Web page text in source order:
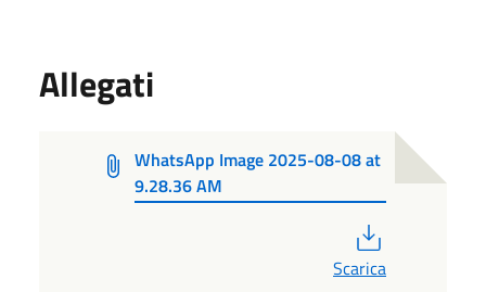
Allegati
WhatsApp Image 2025-08-08 at
9.28.36 AM
Scarica